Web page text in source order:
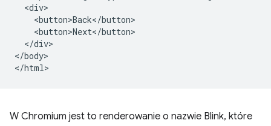
  <div>
    <button>Back</button>
    <button>Next</button>
  </div>
</body>
W Chromium jest to renderowanie o nazwie Blink, które